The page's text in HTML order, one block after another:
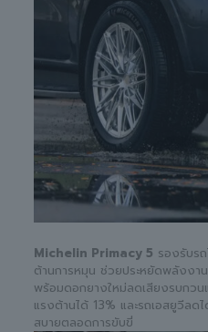
Michelin Primacy 5 รองรับร
ต้านการหมุน ช่วยประหยัดพลังงาน
พร้อมดอกยางใหม่ลดเสียงรบกว
แรงต้านได้ 13% และรถเอสยูวีลด
สบายตลอดการขับขี่